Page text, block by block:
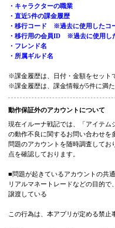
アカウント復旧のお問い合わせ
復旧希望のキャラクターについ
※記載がない場合は復旧が難し
・キャラクター名
・キャラクターのレベル
・キャラクターの職業
・直近5件の課金履歴
・移行コード ※過去に使用した
・移行用の会員ID ※過去に使用
・フレンド名
・所属ギルド名
※課金履歴は、日付・金額をセッ
※課金履歴は、課金情報が5件に
動作保証外のアカウントについて